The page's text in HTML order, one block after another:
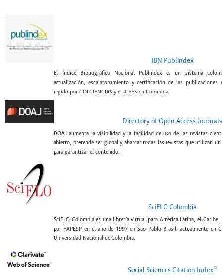
IBN Publindex
El Índice Bibliográfico Nacional Publindex es un sistema
actualización, escalafonamiento y certificación de las publicaciones
regido por COLCIENCIAS y el ICFES en Colombia.
Directory of Open Access Journals
DOAJ aumenta la visibilidad y la facilidad de uso de las revistas
abierto, pretende ser global y abarcar todas las revistas que utilizan
para garantizar el contenido.
SciELO Colombia
SciELO Colombia es una librería virtual para América Latina, el Caribe,
por FAPESP en el año de 1997 en Sao Pablo Brasil, actualmente en
Universidad Nacional de Colombia.
Social Sciences Citation Index©